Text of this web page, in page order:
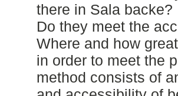
there in Sala
Do they meet the
Where and how
in order to meet the
method consists of